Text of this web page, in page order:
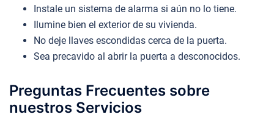
Instale un sistema de alarma si aún no lo tiene.
Ilumine bien el exterior de su vivienda.
No deje llaves escondidas cerca de la puerta.
Sea precavido al abrir la puerta a desconocidos.
Preguntas Frecuentes sobre
nuestros Servicios